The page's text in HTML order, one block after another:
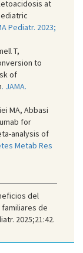
at
Pediatr. 2023;
T,
to
of
. JAMA.
MA, Abbasi
for
analysis of
Metab Res
del
de
2025;21:42.